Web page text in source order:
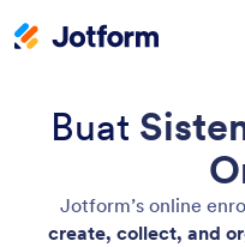
Buat
Jotform’s online
create, collect, and